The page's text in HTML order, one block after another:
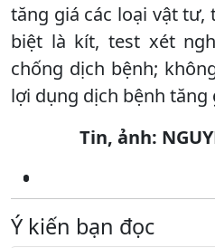
tăng giá các loại vật tư,
biệt là kít, test xét
chống dịch bệnh;
lợi dụng dịch bệnh
Tin, ảnh:
Ý kiến bạn đọc